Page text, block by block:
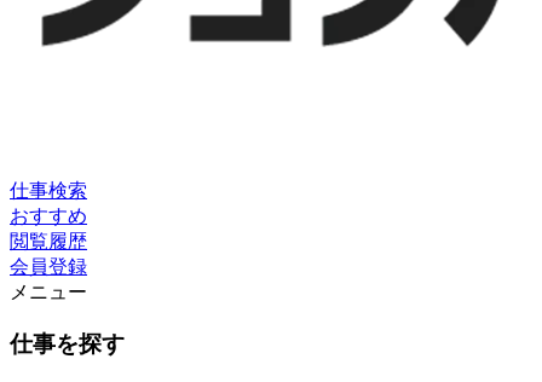
仕事検索
おすすめ
閲覧履歴
会員登録
メニュー
仕事を探す